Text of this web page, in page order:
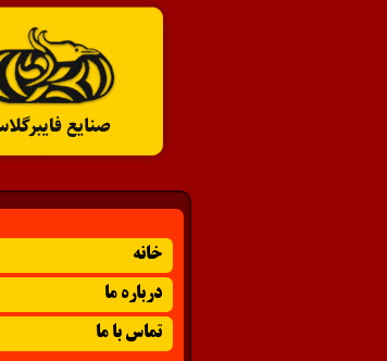
خانه
درباره ما
تماس با ما